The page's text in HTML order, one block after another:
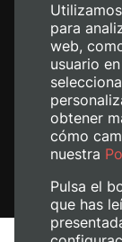
para
web,
usuario
obtener
cómo
nuestra
Pulsa el
que has